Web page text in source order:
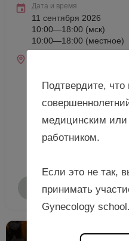
Дата и время
11 сентября 2026
10:00—18:00 (мск)
10:00—18:00 (местное)
«Novotel Владивосток»)
Подтвердите, что
медицинским
работником.
Если это не так,
принимать
Gynecology school.